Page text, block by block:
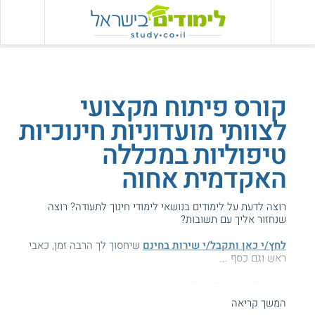
קורס פיתוח מקצועי
לצוותי מועדוניות חינוכיות
טיפוליות במכללה
האקדמית אחוה
רוצה לדעת על לימודים בנושאי לימודי חינוך לתעודה? רוצה
שנחזור אליך עם תשובות?
לחץ/י כאן ותקבל/י שירות בחינם שיחסוך לך הרבה זמן, כאבי
ראש וגם כסף ...
המשך קריאה